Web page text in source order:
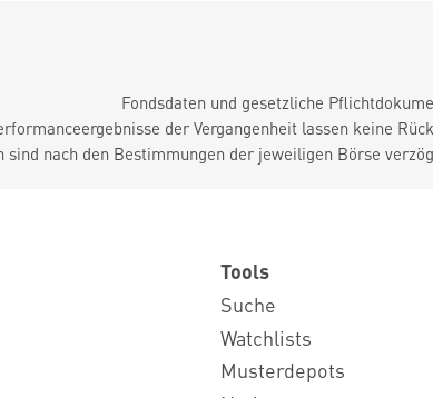
Fondsdaten und gesetzliche
der Vergangenheit lassen keine
nach den Bestimmungen der jeweiligen Börse
Tools
Suche
Watchlists
Musterdepots